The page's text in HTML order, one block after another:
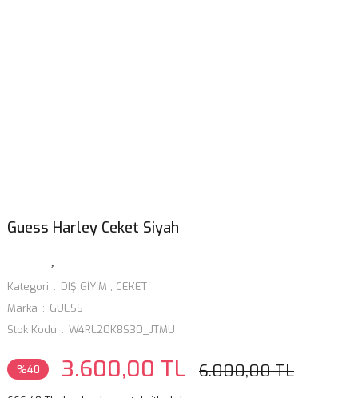
Guess Harley Ceket Siyah
Kategori DIŞ GİYİM , CEKET
Marka
GUESS
Stok Kodu
W4RL20K8S30_JTMU
%40 3.600,00 TL 6.000,00 TL